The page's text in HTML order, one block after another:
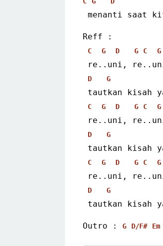
menanti saat
Reff :
C G D G C G
re..uni,
D G
tautkan kisah
C G D G C G
re..uni,
D G
tautkan kisah
C G D G C G
re..uni,
D G
tautkan kisah
Outro : G D/F# Em